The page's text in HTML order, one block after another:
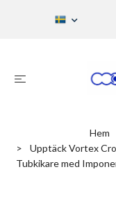
Hem
Upptäck Vortex
Tubkikare med